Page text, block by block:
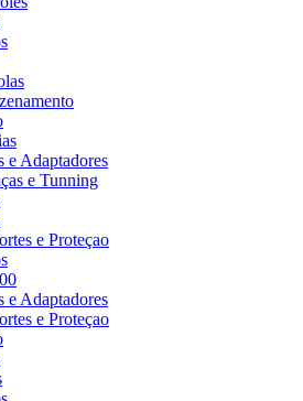
e Adaptadores
e Tunning
e Proteçao
e Adaptadores
e Proteçao